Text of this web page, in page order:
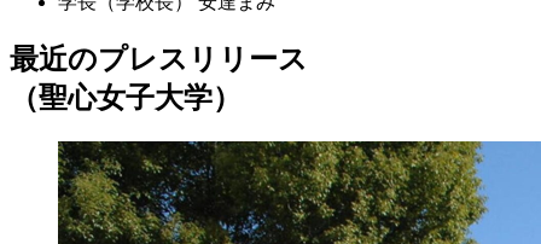
最近のプレスリリース
（聖心女子大学）